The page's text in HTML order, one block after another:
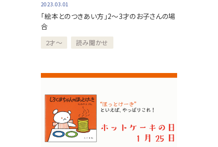
2023.03.01
「絵本とのつきあい方」2～3才のお子さんの場
合
2才～ 読み聞かせ